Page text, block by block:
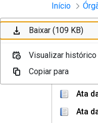
Pular para o Conteúdo
Sessões e
Início
Ordenar
Ata
Ata
Ata
Ata
Baixar (114 KB)
Visualizar histórico
Copiar para
Baixar (115 KB)
Visualizar histórico
Copiar para
Baixar (109 KB)
Visualizar histórico
Copiar para